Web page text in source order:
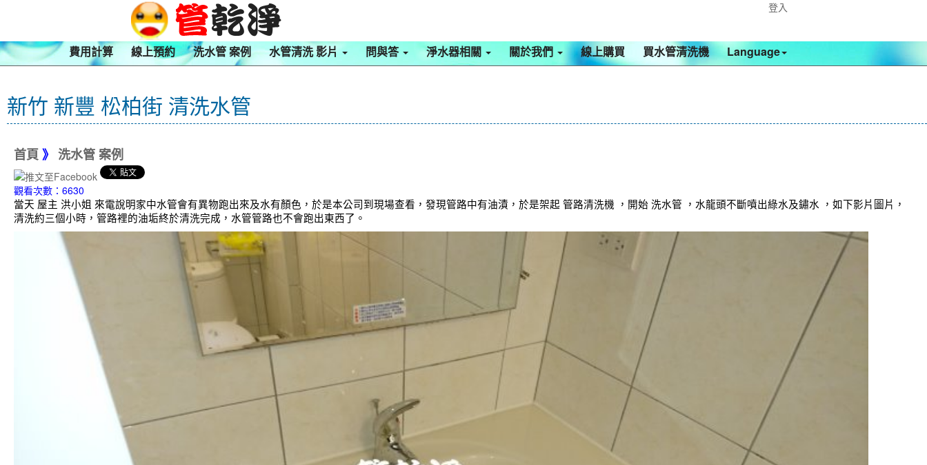
登入
費用計算 線上預約 洗水管 案例 水管清洗 影片 問與答 淨水器相關 關於我們 線上購買 買水管清洗機 Language
新竹 新豐 松柏街 清洗水管
首頁 》 洗水管 案例
觀看次數：6630
當天 屋主 洪小姐 來電說明家中水管會有異物跑出來及水有顏色，於是本公司到現場查看，發現管路中有油漬，於是架起 管路清洗機 ，開始 洗水管 ，水龍頭不斷噴出綠水及鏽水 ，如下影片圖片，
清洗約三個小時，管路裡的油垢終於清洗完成，水管管路也不會跑出東西了。